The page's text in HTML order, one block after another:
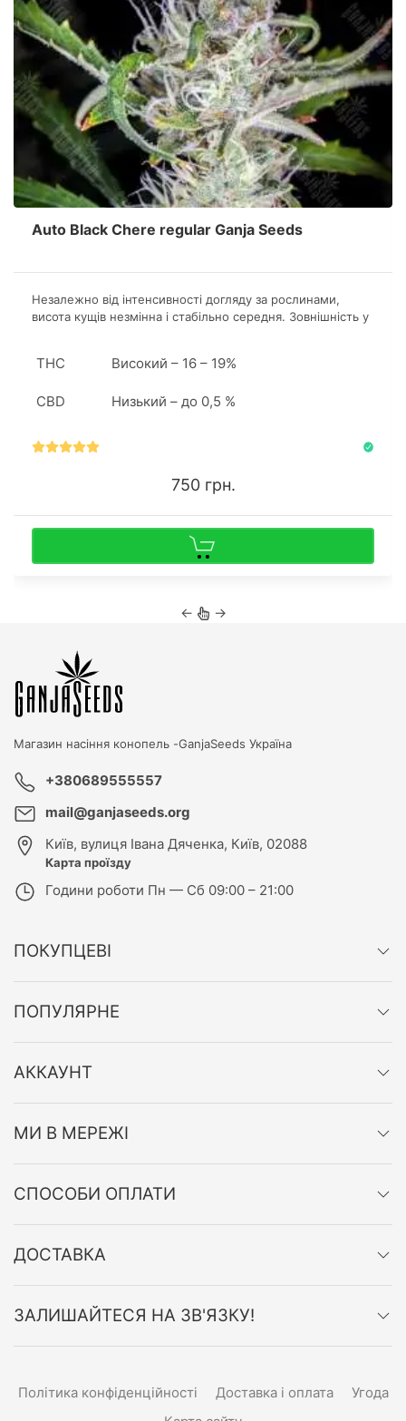
Auto Black Chere regular Ganja Seeds
Незалежно від інтенсивності догляду за рослинами,
висота кущів незмінна і стабільно середня. Зовнішність у
THC Високий – 16 – 19%
CBD Низький – до 0,5 %
750 грн.
← →
Магазин насіння конопель -GanjaSeeds Україна
+380689555557
mail@ganjaseeds.org
Київ, вулиця Івана Дяченка, Київ, 02088
Карта проїзду
Години роботи Пн — Сб 09:00 – 21:00
ПОКУПЦЕВІ
ПОПУЛЯРНЕ
АККАУНТ
МИ В МЕРЕЖІ
СПОСОБИ ОПЛАТИ
ДОСТАВКА
ЗАЛИШАЙТЕСЯ НА ЗВ'ЯЗКУ!
Політика конфіденційності Доставка і оплата
Угода